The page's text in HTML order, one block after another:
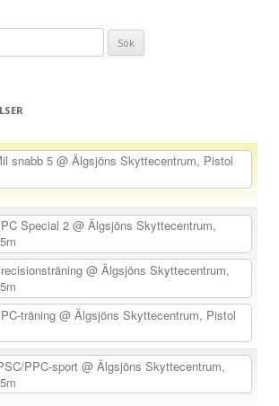
snabb 5 @ Älgsjöns Skyttecentrum, Pistol
Special 2 @ Älgsjöns Skyttecentrum,
@ Älgsjöns Skyttecentrum,
träning @ Älgsjöns Skyttecentrum, Pistol
PPC-sport @ Älgsjöns Skyttecentrum,